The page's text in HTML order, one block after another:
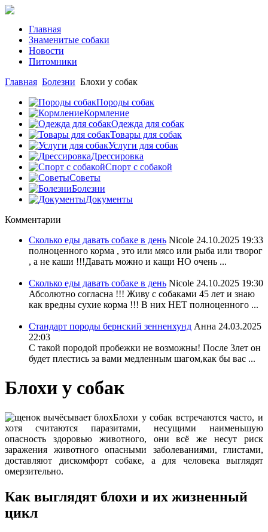
Главная
Знаменитые собаки
Новости
Питомники
Главная Болезни Блохи у собак
Породы собак
Кормление
Одежда для собак
Товары для собак
Услуги для собак
Дрессировка
Спорт с собакой
Советы
Болезни
Документы
Комментарии
Сколько еды давать собаке в день Nicole 24.10.2025 19:33
полноценного корма , это или мясо или рыба или творог
, а не каши !!!Давать можно и кащи НО очень ...
Сколько еды давать собаке в день Nicole 24.10.2025 19:30
Абсолютно согласна !!! Живу с собаками 45 лет и знаю
как вредны сухие корма !!! В них НЕТ полноценного ...
Стандарт породы бернский зенненхунд Анна 24.03.2025
22:03
С такой породой пробежки не возможны! После 3лет он
будет плестись за вами медленным шагом,как бы вас ...
Блохи у собак
Блохи у собак встречаются часто, и
хотя считаются паразитами, несущими наименьшую
опасность здоровью животного, они всё же несут риск
заражения животного опасными заболеваниями, глистами,
доставляют дискомфорт собаке, а для человека выглядят
омерзительно.
Как выглядят блохи и их жизненный
цикл